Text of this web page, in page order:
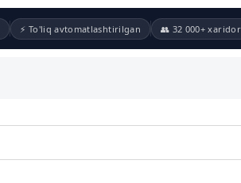
⚡ To'liq avtomatlashtirilgan 👥 32 000+ xaridor